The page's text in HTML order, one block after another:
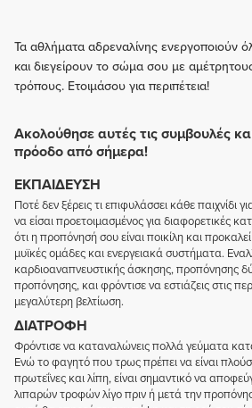
Τα αθλήματα αδρεναλίνης ενεργοποιούν
και διεγείρουν το σώμα σου με
τρόπους. Ετοιμάσου για περιπέτεια!
Ακολούθησε αυτές τις συμβουλές
πρόοδο από σήμερα!
ΕΚΠΑΊΔΕΥΣΗ
Ποτέ δεν ξέρεις τι επιφυλάσσει κάθε παιχνίδι
να είσαι προετοιμασμένος για διαφορετικές
ότι η προπόνησή σου είναι ποικίλη και
μυϊκές ομάδες και ενεργειακά συστήματα.
καρδιοαναπνευστικής άσκησης, προπόνησης
προπόνησης, και φρόντισε να εστιάζεις στις
μεγαλύτερη βελτίωση.
ΔΙΑΤΡΟΦΉ
Φρόντισε να καταναλώνεις πολλά γεύματα
Ενώ το φαγητό που τρως πρέπει να είναι
πρωτεΐνες και λίπη, είναι σημαντικό να
λιπαρών τροφών λίγο πριν ή μετά την